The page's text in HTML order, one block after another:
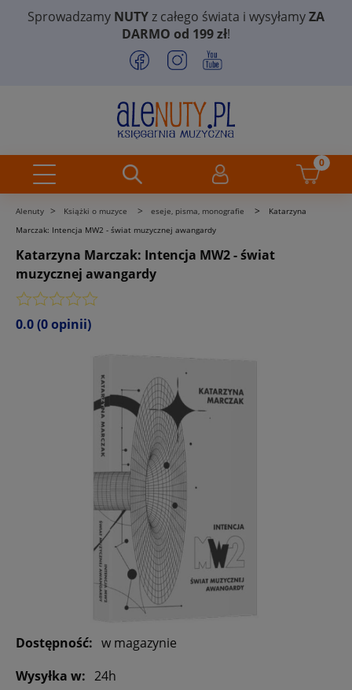
Sprowadzamy NUTYz całego świata i wysyłamyZA
DARMO od 199 zł!
Alenuty > Książki o muzyce > eseje, pisma, monografie >
Katarzyna
Marczak: Intencja MW2 - świat muzycznej awangardy
Katarzyna Marczak: Intencja MW2 - świat
muzycznej awangardy
0.0(0 opinii)
Dostępność: w magazynie
Wysyłka w: 24h